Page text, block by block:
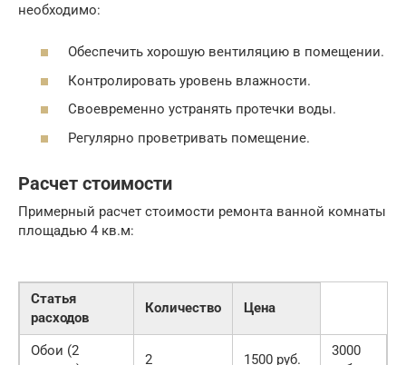
необходимо:
Обеспечить хорошую вентиляцию в помещении.
Контролировать уровень влажности.
Своевременно устранять протечки воды.
Регулярно проветривать помещение.
Расчет стоимости
Примерный расчет стоимости ремонта ванной комнаты
площадью 4 кв.м:
Статья
расходов
Количество Цена
Обои (2
2 1500 руб.
3000